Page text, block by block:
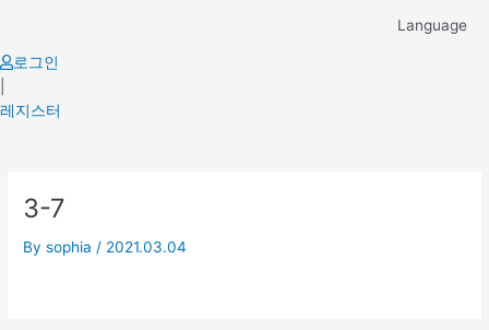
content
Language
로그인
레지스터
3-7
Bysophia / 2021.03.04